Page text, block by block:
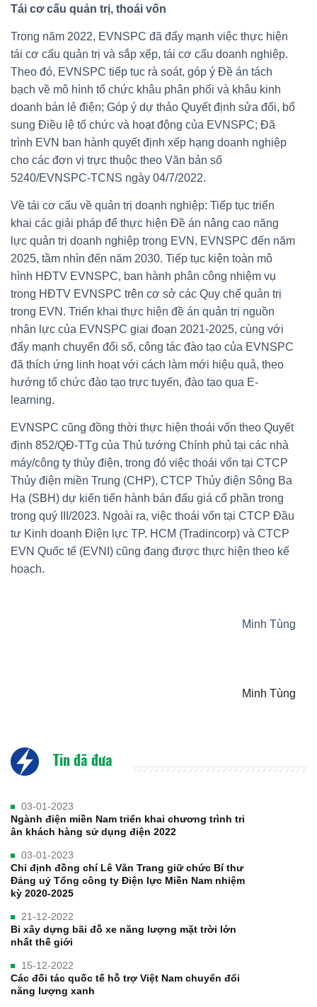
Tái cơ cấu quản trị, thoái vốn
Trong năm 2022, EVNSPC đã đẩy mạnh việc thực hiện
tái cơ cấu quản trị và sắp xếp, tái cơ cấu doanh nghiệp.
Theo đó, EVNSPC tiếp tục rà soát, góp ý Đề án tách
bạch về mô hình tổ chức khâu phân phối và khâu kinh
doanh bán lẻ điện; Góp ý dự thảo Quyết định sửa đổi, bổ
sung Điều lệ tổ chức và hoạt động của EVNSPC; Đã
trình EVN ban hành quyết định xếp hạng doanh nghiệp
cho các đơn vị trực thuộc theo Văn bản số
5240/EVNSPC-TCNS ngày 04/7/2022.
Về tái cơ cấu về quản trị doanh nghiệp: Tiếp tục triển
khai các giải pháp để thực hiện Đề án nâng cao năng
lực quản trị doanh nghiệp trong EVN, EVNSPC đến năm
2025, tầm nhìn đến năm 2030. Tiếp tục kiện toàn mô
hình HĐTV EVNSPC, ban hành phân công nhiệm vụ
trong HĐTV EVNSPC trên cơ sở các Quy chế quản trị
trong EVN. Triển khai thực hiện đề án quản trị nguồn
nhân lực của EVNSPC giai đoạn 2021-2025, cùng với
đẩy mạnh chuyển đổi số, công tác đào tạo của EVNSPC
đã thích ứng linh hoạt với cách làm mới hiệu quả, theo
hướng tổ chức đào tạo trực tuyến, đào tạo qua E-
learning.
EVNSPC cũng đồng thời thực hiện thoái vốn theo Quyết
định 852/QĐ-TTg của Thủ tướng Chính phủ tại các nhà
máy/công ty thủy điện, trong đó việc thoái vốn tại CTCP
Thủy điện miền Trung (CHP), CTCP Thủy điện Sông Ba
Hạ (SBH) dự kiến tiến hành bán đấu giá cổ phần trong
trong quý III/2023. Ngoài ra, việc thoái vốn tại CTCP Đầu
tư Kinh doanh Điện lực TP. HCM (Tradincorp) và CTCP
EVN Quốc tế (EVNI) cũng đang được thực hiện theo kế
hoạch.
Minh Tùng
Minh Tùng
Tin đã đưa
03-01-2023
Ngành điện miền Nam triển khai chương trình tri
ân khách hàng sử dụng điện 2022
03-01-2023
Chỉ định đồng chí Lê Văn Trang giữ chức Bí thư
Đảng uỷ Tổng công ty Điện lực Miền Nam nhiệm
kỳ 2020-2025
21-12-2022
Bỉ xây dựng bãi đỗ xe năng lượng mặt trời lớn
nhất thế giới
15-12-2022
Các đối tác quốc tế hỗ trợ Việt Nam chuyển đổi
năng lượng xanh